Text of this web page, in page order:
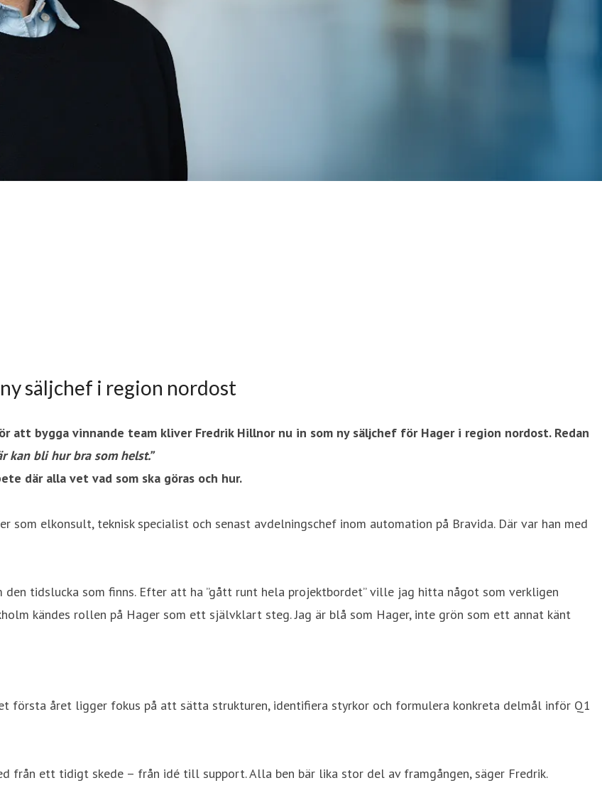
säljchef i region nordost
att bygga vinnande team kliver Fredrik Hillnor nu in som ny säljchef för Hager i region nordost. Redan
kan bli hur bra som helst.”
där alla vet vad som ska göras och hur.
elkonsult, teknisk specialist och senast avdelningschef inom automation på Bravida. Där var han med
tidslucka som finns. Efter att ha ”gått runt hela projektbordet” ville jag hitta något som verkligen
kändes rollen på Hager som ett självklart steg. Jag är blå som Hager, inte grön som ett annat känt
första året ligger fokus på att sätta strukturen, identifiera styrkor och formulera konkreta delmål inför Q1
från ett tidigt skede – från idé till support. Alla ben bär lika stor del av framgången, säger Fredrik.